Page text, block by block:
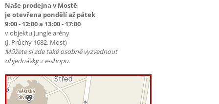
Naše prodejna v Mostě
je otevřena pondělí až pátek
9:00 - 12:00 a 13:00 - 17:00
v objektu Jungle arény
(J. Průchy 1682, Most)
Můžete si zde také osobně vyzvednout
objednávky z e-shopu.